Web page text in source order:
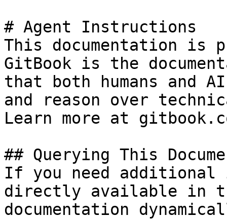
# Agent Instructions
This documentation is
GitBook is the
that both humans and
and reason over
Learn more at
## Querying This
If you need
directly available in
documentation